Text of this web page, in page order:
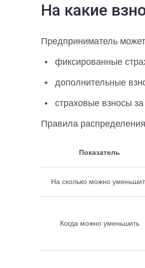
На какие
Предприниматель
фиксированные
дополнительные
страховые взносы
Правила
Показатель
На сколько можно
Когда можно уменьшить